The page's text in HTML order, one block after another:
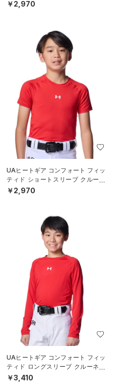
ック シャツ（ベースボール/BOY
￥2,970
UAヒートギア コンフォート フィッ
ティド ショートスリーブ クルーネ
ック シャツ（ベースボール/BOY
￥2,970
UAヒートギア コンフォート フィッ
ティド ロングスリーブ クルーネッ
ク シャツ（ベースボール/BOYS）
￥3,410